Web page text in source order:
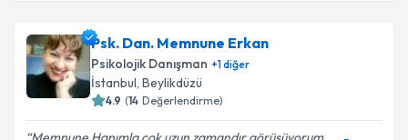
Psk. Dan. Memnune Erkan
Psikolojik Danışman +1diğer
İstanbul, Beylikdüzü
4.9 (14 Değerlendirme)